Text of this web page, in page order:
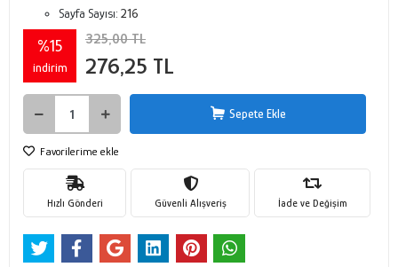
Sayfa Sayısı: 216
%15
indirim
325,00 TL
276,25 TL
Sepete Ekle
Favorilerime ekle
Hızlı Gönderi Güvenli Alışveriş İade ve Değişim